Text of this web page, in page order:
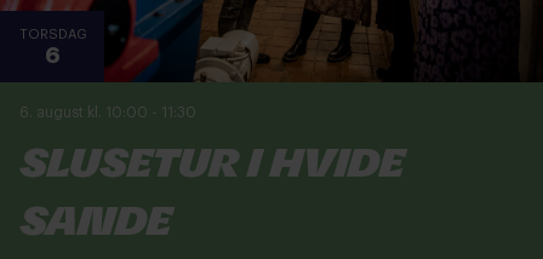
TORSDAG
6
6. august kl. 10:00 - 11:30
Slusetur i Hvide
Sande